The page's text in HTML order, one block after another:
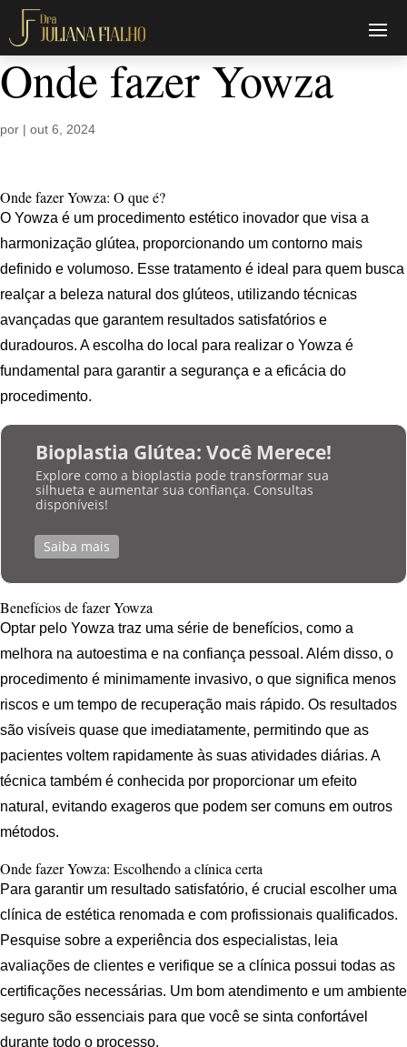
Onde fazer Yowza
por | out 6, 2024
Onde fazer Yowza: O que é?
O Yowza é um procedimento estético inovador que visa a
harmonização glútea, proporcionando um contorno mais
definido e volumoso. Esse tratamento é ideal para quem busca
realçar a beleza natural dos glúteos, utilizando técnicas
avançadas que garantem resultados satisfatórios e
duradouros. A escolha do local para realizar o Yowza é
fundamental para garantir a segurança e a eficácia do
procedimento.
Bioplastia Glútea: Você Merece!
Explore como a bioplastia pode transformar sua
silhueta e aumentar sua confiança. Consultas
disponíveis!
Saiba mais
Benefícios de fazer Yowza
Optar pelo Yowza traz uma série de benefícios, como a
melhora na autoestima e na confiança pessoal. Além disso, o
procedimento é minimamente invasivo, o que significa menos
riscos e um tempo de recuperação mais rápido. Os resultados
são visíveis quase que imediatamente, permitindo que as
pacientes voltem rapidamente às suas atividades diárias. A
técnica também é conhecida por proporcionar um efeito
natural, evitando exageros que podem ser comuns em outros
métodos.
Onde fazer Yowza: Escolhendo a clínica certa
Para garantir um resultado satisfatório, é crucial escolher uma
clínica de estética renomada e com profissionais qualificados.
Pesquise sobre a experiência dos especialistas, leia
avaliações de clientes e verifique se a clínica possui todas as
certificações necessárias. Um bom atendimento e um ambiente
seguro são essenciais para que você se sinta confortável
durante todo o processo.